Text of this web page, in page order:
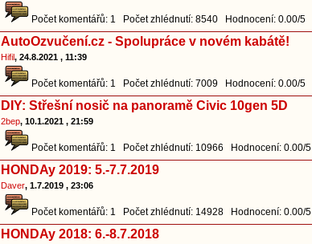
Počet komentářů: 1 Počet zhlédnutí: 8540 Hodnocení: 0.00/5
AutoOzvučení.cz - Spolupráce v novém kabátě!
Hifil, 24.8.2021 , 11:39
Počet komentářů: 1 Počet zhlédnutí: 7009 Hodnocení: 0.00/5
DIY: Střešní nosič na panoramě Civic 10gen 5D
2bep, 10.1.2021 , 21:59
Počet komentářů: 1 Počet zhlédnutí: 10966 Hodnocení: 0.00/5
HONDAy 2019: 5.-7.7.2019
Daver, 1.7.2019 , 23:06
Počet komentářů: 1 Počet zhlédnutí: 14928 Hodnocení: 0.00/5
HONDAy 2018: 6.-8.7.2018